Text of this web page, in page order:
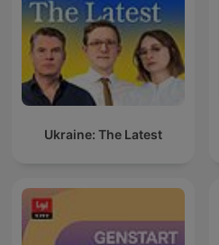
Ukraine: The Latest